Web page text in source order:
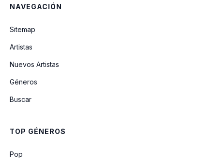
NAVEGACIÓN
Sitemap
Artistas
Nuevos Artistas
Géneros
Buscar
TOP GÉNEROS
Pop